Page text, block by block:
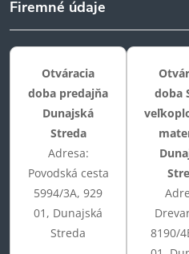
Firemné údaje
Otváracia
doba predajňa
Dunajská
Streda
Adresa:
Povodská cesta
5994/3A, 929
01, Dunajská
Streda
doba
8190/